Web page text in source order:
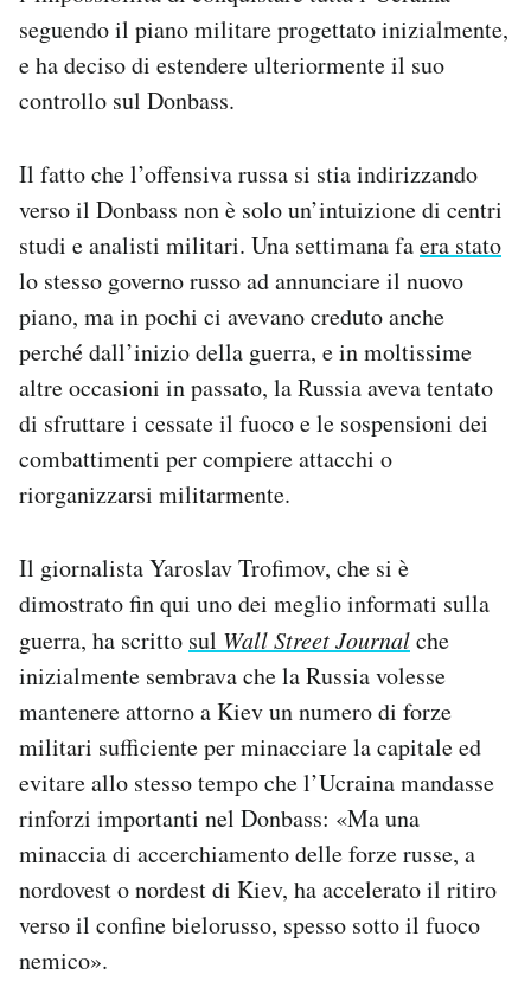
seguendo il piano militare progettato inizialmente,
e ha deciso di estendere ulteriormente il suo
controllo sul Donbass.
Il fatto che l’offensiva russa si stia indirizzando
verso il Donbass non è solo un’intuizione di centri
studi e analisti militari. Una settimana faera stato
lo stesso governo russo ad annunciare il nuovo
piano, ma in pochi ci avevano creduto anche
perché dall’inizio della guerra, e in moltissime
altre occasioni in passato, la Russia aveva tentato
di sfruttare i cessate il fuoco e le sospensioni dei
combattimenti per compiere attacchi o
riorganizzarsi militarmente.
Il giornalista Yaroslav Trofimov, che si è
dimostrato fin qui uno dei meglio informati sulla
guerra, ha scritto sul Wall Street Journalche
inizialmente sembrava che la Russia volesse
mantenere attorno a Kiev un numero di forze
militari sufficiente per minacciare la capitale ed
evitare allo stesso tempo che l’Ucraina mandasse
rinforzi importanti nel Donbass: «Ma una
minaccia di accerchiamento delle forze russe, a
nordovest o nordest di Kiev, ha accelerato il ritiro
verso il confine bielorusso, spesso sotto il fuoco
nemico».